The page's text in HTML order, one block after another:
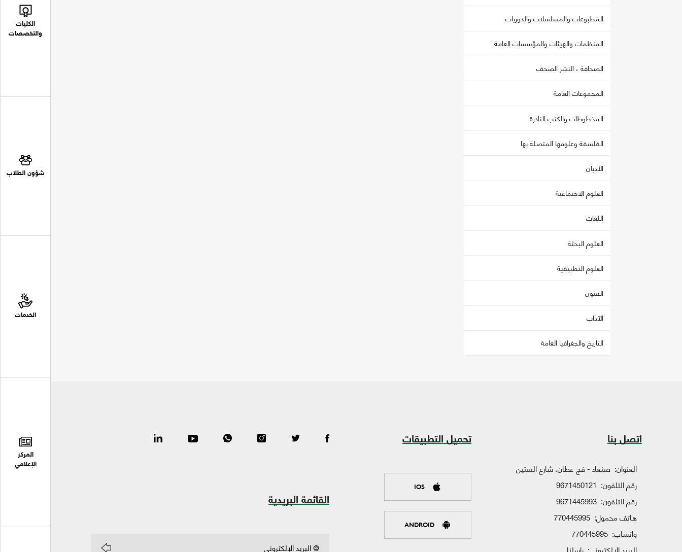
الكليات
والتخصصات
شؤون الطلاب
الخدمات
المركز
الإعلامي
المطبوعات والمسلسلات والدوريات
المنظمات والهيئات والمؤسسات العامة
الصحافة ، النشر الصحف
المجموعات العامة
المخطوطات والكتب النادرة
الفلسفة وعلومها المتصلة بها
الأديان
العلوم الاجتماعية
اللغات
العلوم البحثة
العلوم التطبيقية
الفنون
الآداب
التاريخ والجغرافيا العامة
اتصل بنا
العنوان: صنعاء - فج عطان، شارع الستين
رقم التلفون: 9671450121
رقم التلفون: 9671445993
هاتف محمول: 770445995
واتساب: 770445995
تحميل التطبيقات
IOS
ANDROID
القائمة البريدية